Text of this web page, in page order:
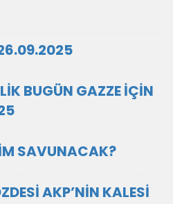
BUGÜN GAZZE İÇİN
SAVUNACAK?
AKP’NİN KALESİ